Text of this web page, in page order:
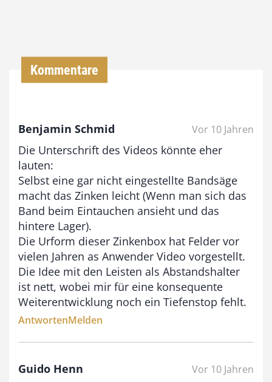
3
,
0
0
€
Kommentare
Benjamin Schmid Vor 10 Jahren
Die Unterschrift des Videos könnte eher
lauten:
Selbst eine gar nicht eingestellte Bandsäge
macht das Zinken leicht (Wenn man sich das
Band beim Eintauchen ansieht und das
hintere Lager).
Die Urform dieser Zinkenbox hat Felder vor
vielen Jahren as Anwender Video vorgestellt.
Die Idee mit den Leisten als Abstandshalter
ist nett, wobei mir für eine konsequente
Weiterentwicklung noch ein Tiefenstop fehlt.
AntwortenMelden
Guido Henn Vor 10 Jahren